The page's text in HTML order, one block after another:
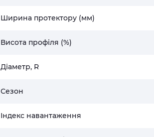
Ширина протектору (мм)
Висота профіля (%)
Діаметр, R
Сезон
Індекс навантаження